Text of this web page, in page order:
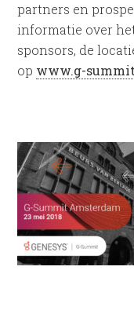
partners en
informatie over
sponsors, de
op www.g-